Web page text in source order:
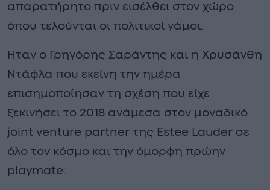
απαρατήρητο πριν εισέλθει στον χώρο
όπου τελούνται οι πολιτικοί γάμοι.
Ηταν ο Γρηγόρης Σαράντης και η Χρυσάνθη
Ντάφλα που εκείνη την ημέρα
επισημοποίησαν τη σχέση που είχε
ξεκινήσει το 2018 ανάμεσα στον μοναδικό
joint venture partner της Estee Lauder σε
όλο τον κόσμο και την όμορφη πρώην
playmate.